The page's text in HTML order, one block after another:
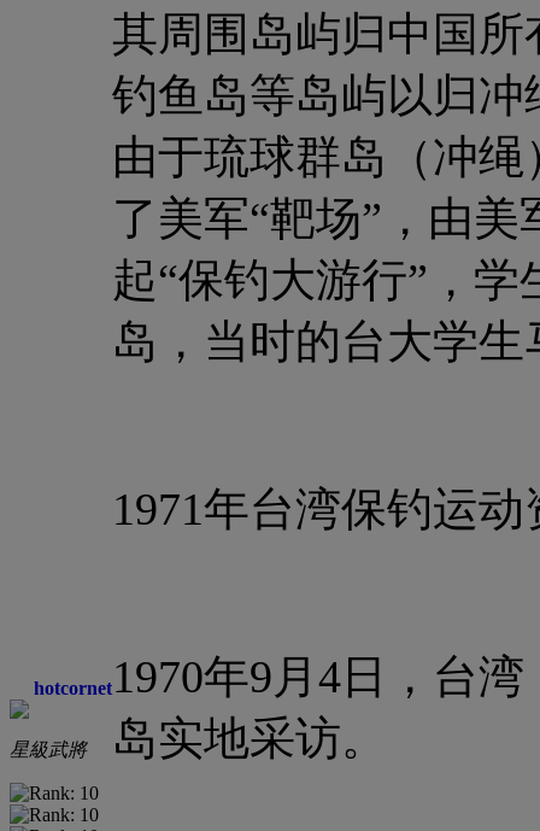
hotcornet
星級武將
其周围岛屿归中国
钓鱼岛等岛屿以归
由于琉球群岛（冲
了美军“靶场”，由
起“保钓大游行”，
岛，当时的台大学
1971年台湾保钓运
1970年9月4日，台
岛实地采访。